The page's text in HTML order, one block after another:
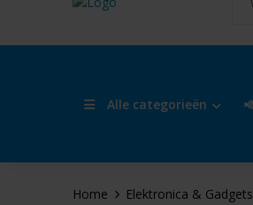
Alle categorieën
Home Elektronica & Gadgets